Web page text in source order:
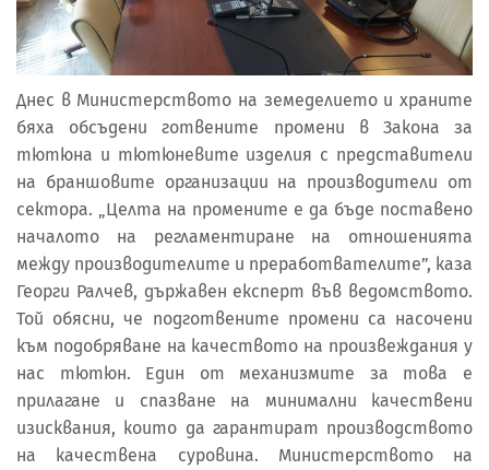
Днес в Министерството на земеделието и храните
бяха обсъдени готвените промени в Закона за
тютюна и тютюневите изделия с представители
на браншовите организации на производители от
сектора. „Целта на промените е да бъде поставено
началото на регламентиране на отношенията
между производителите и преработвателите”, каза
Георги Ралчев, държавен експерт във ведомството.
Той обясни, че подготвените промени са насочени
към подобряване на качеството на произвеждания у
нас тютюн. Един от механизмите за това е
прилагане и спазване на минимални качествени
изисквания, които да гарантират производството
на качествена суровина. Министерството на